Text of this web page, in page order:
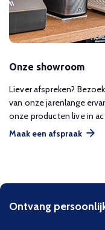
Onze showroom
Liever afspreken?
van onze jarenlange
onze producten live in
Maak een afspraak
Ontvang